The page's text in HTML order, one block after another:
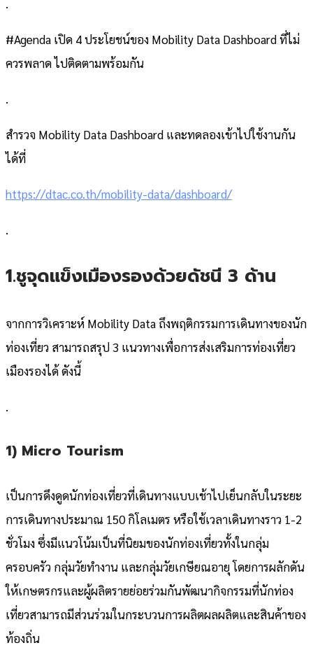
.
#Agenda เปิด 4 ประโยชน์ของ Mobility Data Dashboard ที่ไม่
ควรพลาด ไปติดตามพร้อมกัน
.
สำรวจ Mobility Data Dashboard และทดลองเข้าไปใช้งานกัน
ได้ที่
https://dtac.co.th/mobility-data/dashboard/
.
1.ชูจุดแข็งเมืองรองด้วยดัชนี 3 ด้าน
จากการวิเคราะห์ Mobility Data ถึงพฤติกรรมการเดินทางของนัก
ท่องเที่ยว สามารถสรุป 3 แนวทางเพื่อการส่งเสริมการท่องเที่ยว
เมืองรองได้ ดังนี้
.
1) Micro Tourism
เป็นการดึงดูดนักท่องเที่ยวที่เดินทางแบบเช้าไปเย็นกลับในระยะ
การเดินทางประมาณ 150 กิโลเมตร หรือใช้เวลาเดินทางราว 1-2
ชั่วโมง ซึ่งมีแนวโน้มเป็นที่นิยมของนักท่องเที่ยวทั้งในกลุ่ม
ครอบครัว กลุ่มวัยทำงาน และกลุ่มวัยเกษียณอายุ โดยการผลักดัน
ให้เกษตรกรและผู้ผลิตรายย่อยร่วมกันพัฒนากิจกรรมที่นักท่อง
เที่ยวสามารถมีส่วนร่วมในกระบวนการผลิตผลผลิตและสินค้าของ
ท้องถิ่น